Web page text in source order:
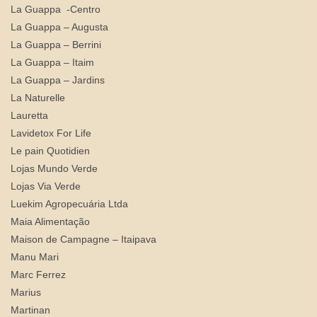
La Guappa -Centro
La Guappa – Augusta
La Guappa – Berrini
La Guappa – Itaim
La Guappa – Jardins
La Naturelle
Lauretta
Lavidetox For Life
Le pain Quotidien
Lojas Mundo Verde
Lojas Via Verde
Luekim Agropecuária Ltda
Maia Alimentação
Maison de Campagne – Itaipava
Manu Mari
Marc Ferrez
Marius
Martinan